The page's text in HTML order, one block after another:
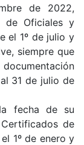
de 2022,
de Oficiales y
el 1º de julio y
siempre que
31 de julio de
fecha de su
de
1º de enero y